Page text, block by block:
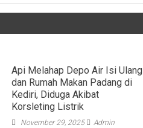
Api Melahap Depo Air Isi Ulang
dan Rumah Makan Padang di
Kediri, Diduga Akibat
Korsleting Listrik
November 29, 2025
Admin